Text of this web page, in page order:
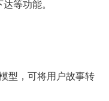
等功能。